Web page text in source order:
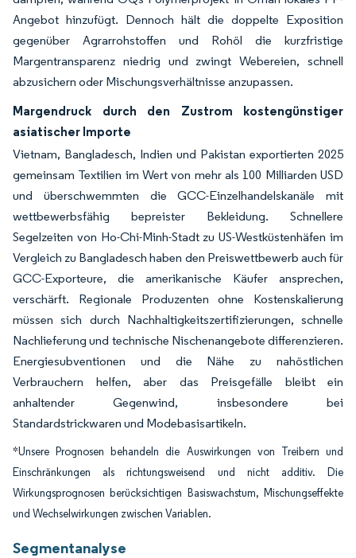
Angebot hinzufügt. Dennoch hält die doppelte Exposition
gegenüber Agrarrohstoffen und Rohöl die kurzfristige
Margentransparenz niedrig und zwingt Webereien, schnell
abzusichern oder Mischungsverhältnisse anzupassen.
Margendruck durch den Zustrom kostengünstiger
asiatischer Importe
Vietnam, Bangladesch, Indien und Pakistan exportierten 2025
gemeinsam Textilien im Wert von mehr als 100 Milliarden USD
und überschwemmten die GCC-Einzelhandelskanäle mit
wettbewerbsfähig bepreister Bekleidung. Schnellere
Segelzeiten von Ho-Chi-Minh-Stadt zu US-Westküstenhäfen im
Vergleich zu Bangladesch haben den Preiswettbewerb auch für
GCC-Exporteure, die amerikanische Käufer ansprechen,
verschärft. Regionale Produzenten ohne Kostenskalierung
müssen sich durch Nachhaltigkeitszertifizierungen, schnelle
Nachlieferung und technische Nischenangebote differenzieren.
Energiesubventionen und die Nähe zu nahöstlichen
Verbrauchern helfen, aber das Preisgefälle bleibt ein
anhaltender Gegenwind, insbesondere bei
Standardstrickwaren und Modebasisartikeln.
*Unsere Prognosen behandeln die Auswirkungen von Treibern und
Einschränkungen als richtungsweisend und nicht additiv. Die
Wirkungsprognosen berücksichtigen Basiswachstum, Mischungseffekte
und Wechselwirkungen zwischen Variablen.
Segmentanalyse